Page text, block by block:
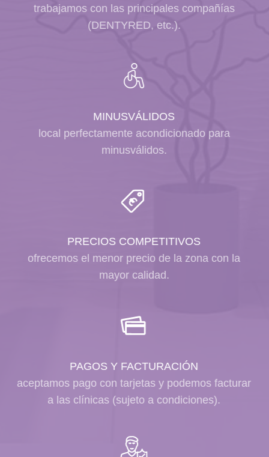
trabajamos con las principales compañías
(DENTYRED, etc.).
MINUSVÁLIDOS
local perfectamente acondicionado para
minusválidos.
PRECIOS COMPETITIVOS
ofrecemos el menor precio de la zona con la
mayor calidad.
PAGOS Y FACTURACIÓN
aceptamos pago con tarjetas y podemos facturar
a las clínicas (sujeto a condiciones).